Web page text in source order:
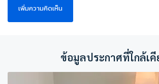
ข้อมูลประกาศที่ใกล้เคี